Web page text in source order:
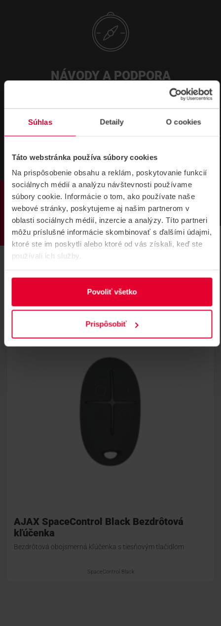
Súhlas Detaily O cookies
Táto webstránka používa súbory cookies
Na prispôsobenie obsahu a reklám, poskytovanie funkcií
sociálnych médií a analýzu návštevnosti používame
súbory cookie. Informácie o tom, ako používate naše
webové stránky, poskytujeme aj našim partnerom v
oblasti sociálnych médií, inzercie a analýzy. Títo partneri
môžu príslušné informácie skombinovať s ďalšími údajmi,
ktoré ste im poskytli alebo ktoré od vás získali, keď ste
používali ich služby.
Povoliť všetko
Prispôsobiť
PRODUKTY
NÁVODY A PODPORA
CERTIFIKÁTY DATASHEETY NÁVODY
AJAX SpaceControl Black Bezdrôtová
kľúčenka
Bezdrôtová obojsmerná kľúčenka s tiesňovým tlačidlom
SpaceControl Black